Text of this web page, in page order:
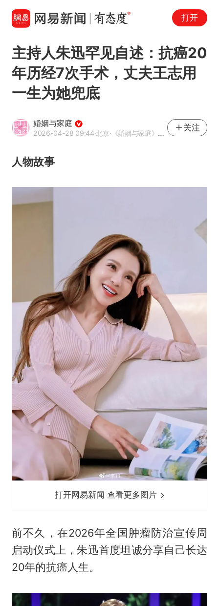
打开
主持人朱迅罕见自述：抗癌20
年历经7次手术，丈夫王志用
一生为她兜底
婚姻与家庭
2026-04-28 09:44·北京·《婚姻与家庭》官方账号
关注
人物故事
打开网易新闻 查看更多图片
前不久，在2026年全国肿瘤防治宣传周
启动仪式上，朱迅首度坦诚分享自己长达
20年的抗癌人生。